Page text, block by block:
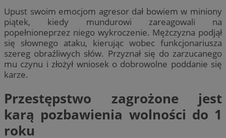
Upust swoim emocjom agresor dał bowiem w miniony
piątek, kiedy mundurowi zareagowali na
popełnioneprzez niego wykroczenie. Mężczyzna podjął
się słownego ataku, kierując wobec funkcjonariusza
szereg obraźliwych słów. Przyznał się do zarzucanego
mu czynu i złożył wniosek o dobrowolne poddanie się
karze.
Przestępstwo zagrożone jest
karą pozbawienia wolności do 1
roku